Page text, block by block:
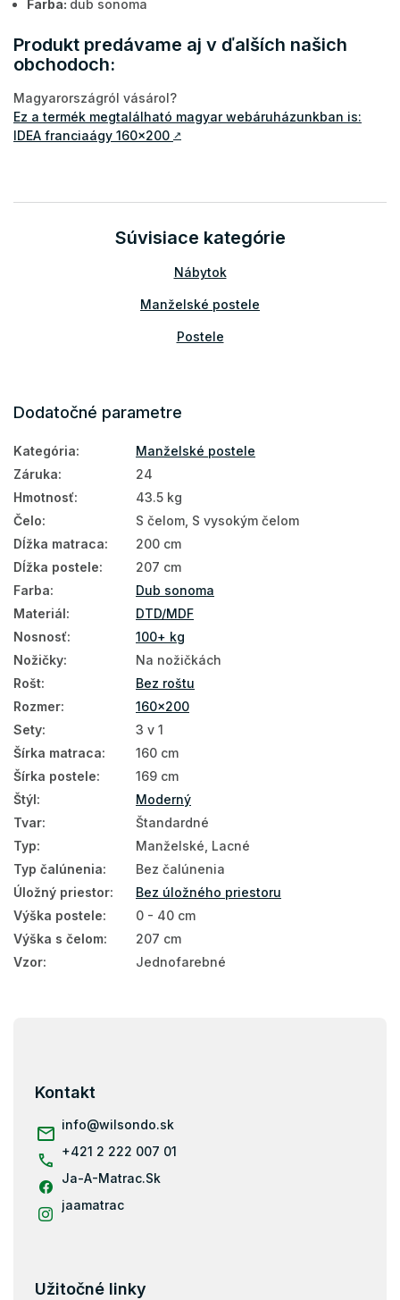
Farba: dub sonoma
Produkt predávame aj v ďalších našich
obchodoch:
Magyarországról vásárol?
Ez a termék megtalálható magyar webáruházunkban is:
IDEA franciaágy 160x200 ↗
Súvisiace kategórie
Nábytok
Manželské postele
Postele
Dodatočné parametre
Kategória:
Manželské postele
Záruka:
24
Hmotnosť:
43.5 kg
Čelo:
S čelom, S vysokým čelom
Dĺžka matraca:
200 cm
Dĺžka postele:
207 cm
Farba:
Dub sonoma
Materiál:
DTD/MDF
Nosnosť:
100+ kg
Nožičky:
Na nožičkách
Rošt:
Bez roštu
Rozmer:
160x200
Sety:
3 v 1
Šírka matraca:
160 cm
Šírka postele:
169 cm
Štýl:
Moderný
Tvar:
Štandardné
Typ:
Manželské, Lacné
Typ čalúnenia:
Bez čalúnenia
Úložný priestor:
Bez úložného priestoru
Výška postele:
0 - 40 cm
Výška s čelom:
207 cm
Vzor: Jednofarebné
Kontakt
info@wilsondo.sk
+421 2 222 007 01
Ja-A-Matrac.Sk
jaamatrac
Užitočné linky